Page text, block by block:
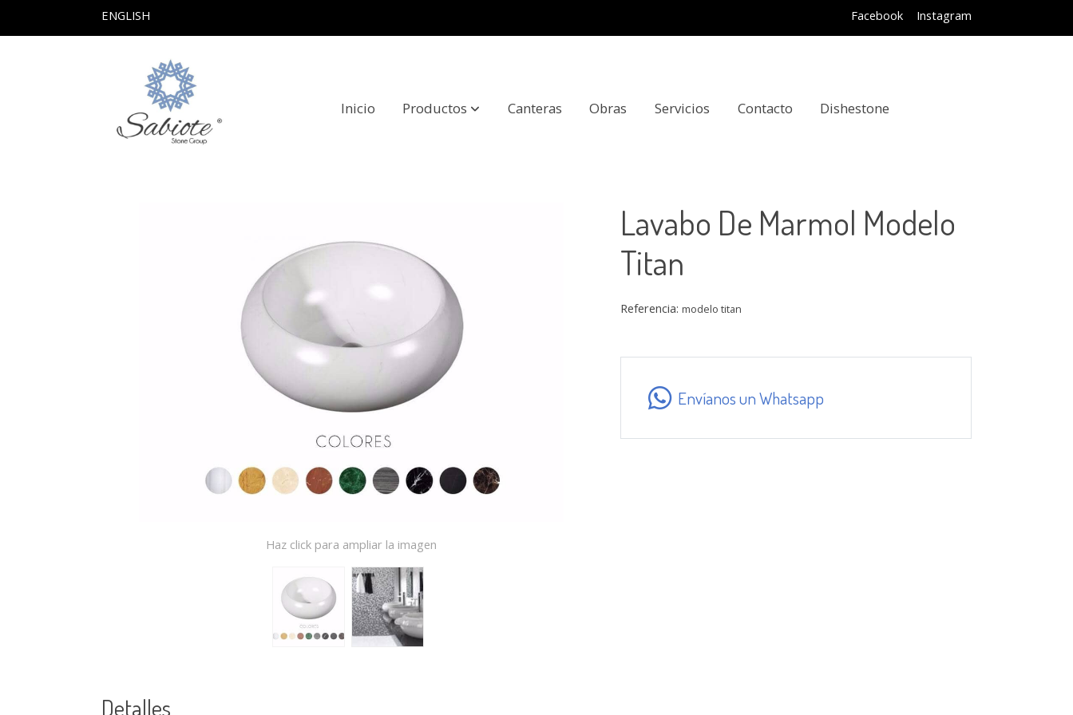
ENGLISH Facebook Instagram
Inicio Productos Canteras Obras Servicios Contacto Dishestone
Haz click para ampliar la imagen
Detalles
Lavabo De Marmol Modelo
Titan
Referencia:modelo titan
Envíanos un Whatsapp